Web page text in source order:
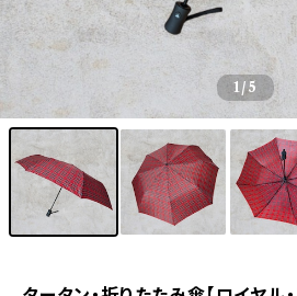
1/5